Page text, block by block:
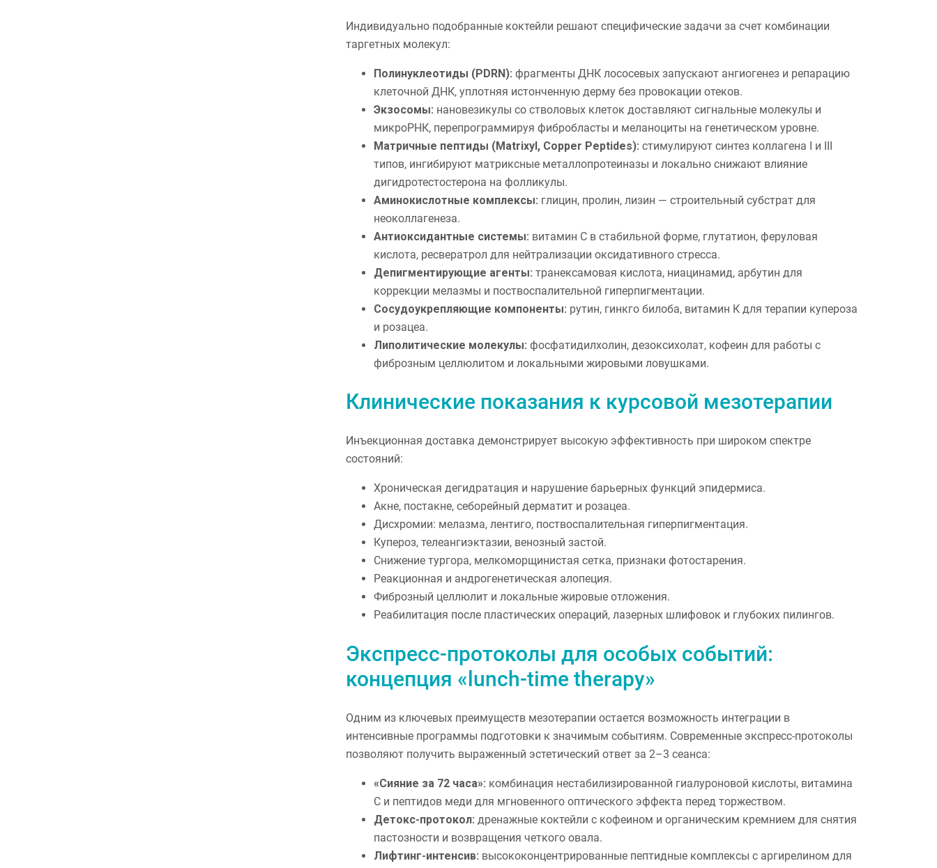
Индивидуально подобранные коктейли решают специфические задачи за счет комбинации
таргетных молекул:
Полинуклеотиды (PDRN): фрагменты ДНК лососевых запускают ангиогенез и репарацию
клеточной ДНК, уплотняя истонченную дерму без провокации отеков.
Экзосомы: нановезикулы со стволовых клеток доставляют сигнальные молекулы и
микроРНК, перепрограммируя фибробласты и меланоциты на генетическом уровне.
Матричные пептиды (Matrixyl, Copper Peptides): стимулируют синтез коллагена I и III
типов, ингибируют матриксные металлопротеиназы и локально снижают влияние
дигидротестостерона на фолликулы.
Аминокислотные комплексы: глицин, пролин, лизин — строительный субстрат для
неоколлагенеза.
Антиоксидантные системы: витамин С в стабильной форме, глутатион, феруловая
кислота, ресвератрол для нейтрализации оксидативного стресса.
Депигментирующие агенты: транексамовая кислота, ниацинамид, арбутин для
коррекции мелазмы и поствоспалительной гиперпигментации.
Сосудоукрепляющие компоненты: рутин, гинкго билоба, витамин К для терапии купероза
и розацеа.
Липолитические молекулы: фосфатидилхолин, дезоксихолат, кофеин для работы с
фиброзным целлюлитом и локальными жировыми ловушками.
Клинические показания к курсовой мезотерапии
Инъекционная доставка демонстрирует высокую эффективность при широком спектре
состояний:
Хроническая дегидратация и нарушение барьерных функций эпидермиса.
Акне, постакне, себорейный дерматит и розацеа.
Дисхромии: мелазма, лентиго, поствоспалительная гиперпигментация.
Купероз, телеангиэктазии, венозный застой.
Снижение тургора, мелкоморщинистая сетка, признаки фотостарения.
Реакционная и андрогенетическая алопеция.
Фиброзный целлюлит и локальные жировые отложения.
Реабилитация после пластических операций, лазерных шлифовок и глубоких пилингов.
Экспресс-протоколы для особых событий:
концепция «lunch-time therapy»
Одним из ключевых преимуществ мезотерапии остается возможность интеграции в
интенсивные программы подготовки к значимым событиям. Современные экспресс-протоколы
позволяют получить выраженный эстетический ответ за 2–3 сеанса:
«Сияние за 72 часа»: комбинация нестабилизированной гиалуроновой кислоты, витамина
С и пептидов меди для мгновенного оптического эффекта перед торжеством.
Детокс-протокол: дренажные коктейли с кофеином и органическим кремнием для снятия
пастозности и возвращения четкого овала.
Лифтинг-интенсив: высококонцентрированные пептидные комплексы с аргирелином для